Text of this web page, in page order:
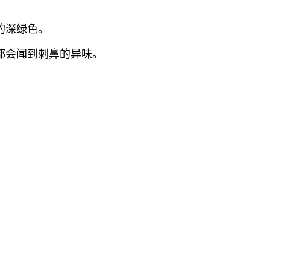
绿色。
闻到刺鼻的异味。